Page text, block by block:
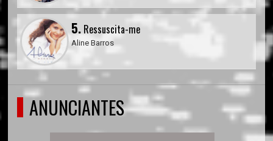
5. Ressuscita-me
Aline Barros
ANUNCIANTES